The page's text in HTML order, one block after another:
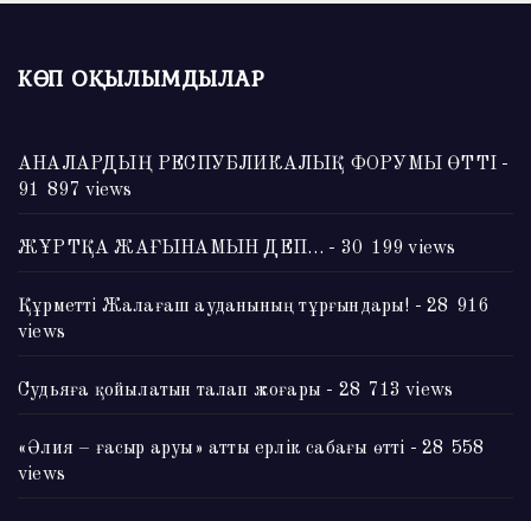
КӨП ОҚЫЛЫМДЫЛАР
АНАЛАРДЫҢ РЕСПУБЛИКАЛЫҚ ФОРУМЫ ӨТТІ -
91 897 views
ЖҰРТҚА ЖАҒЫНАМЫН ДЕП… - 30 199 views
Құрметті Жалағаш ауданының тұрғындары! - 28 916
views
Судьяға қойылатын талап жоғары - 28 713 views
«Әлия – ғасыр аруы» атты ерлік сабағы өтті - 28 558
views